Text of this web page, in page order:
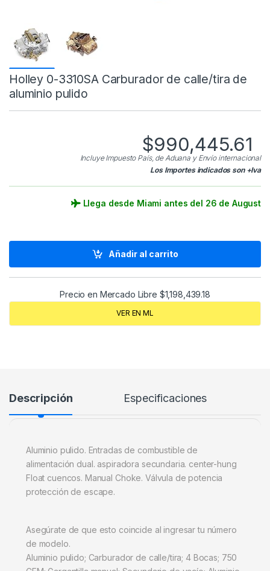
Holley 0-3310SA Carburador de calle/tira de
aluminio pulido
$990,445.61
Incluye Impuesto País, de Aduana y Envío internacional
Los Importes indicados son +Iva
Llega desde Miami antes del 26 de August
Añadir al carrito
Precio en Mercado Libre $1,198,439.18
VER EN ML
Descripción Especificaciones
Aluminio pulido. Entradas de combustible de
alimentación dual. aspiradora secundaria. center-hung
Float cuencos. Manual Choke. Válvula de potencia
protección de escape.
Asegúrate de que esto coincide al ingresar tu número
de modelo.
Aluminio pulido; Carburador de calle/tira; 4 Bocas; 750